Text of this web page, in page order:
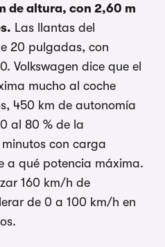
de altura, con 2,60 m
Las llantas del
20 pulgadas, con
Volkswagen dice que el
mucho al coche
450 km de autonomía
al 80 % de la
con carga
a qué potencia máxima.
160 km/h de
de 0 a 100 km/h en